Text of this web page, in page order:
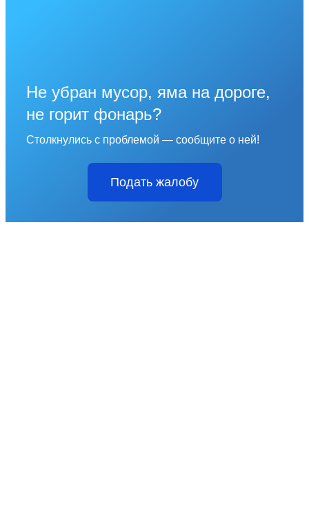
Не убран мусор, яма на дороге,
не горит фонарь?
Столкнулись с проблемой — сообщите о ней!
Подать жалобу